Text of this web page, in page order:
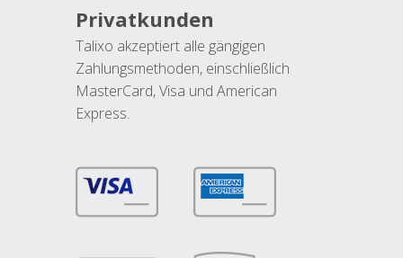
Privatkunden
Talixo akzeptiert alle gängigen
Zahlungsmethoden, einschließlich
MasterCard, Visa und American
Express.